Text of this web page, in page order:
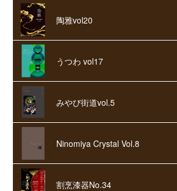
陶雅vol20
うつわ vol17
みやび街道vol.5
Ninomiya Crystal Vol.8
割烹漆器No.34